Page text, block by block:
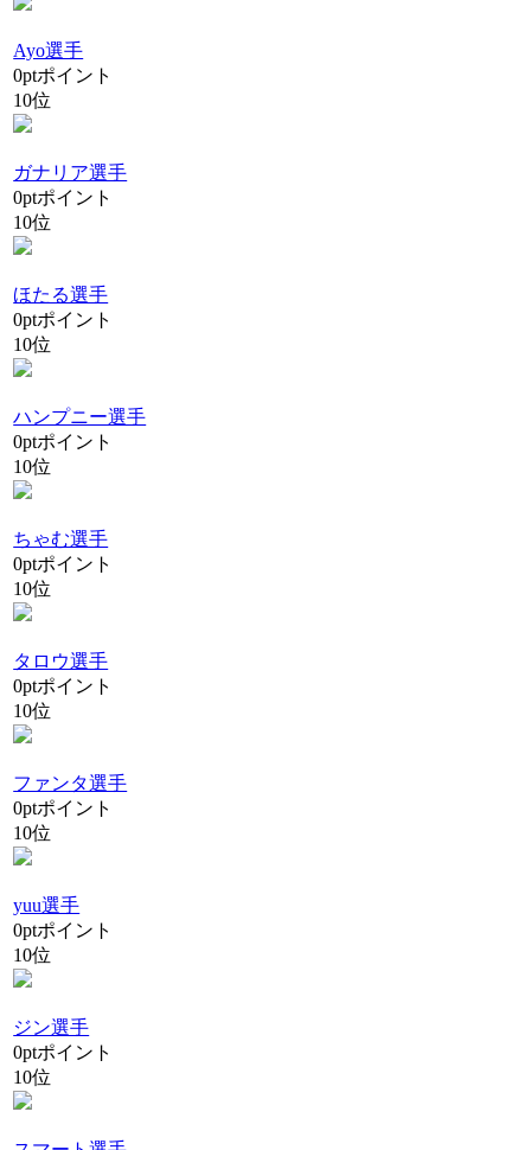
Ayo選手
0ptポイント
10位
ガナリア選手
0ptポイント
10位
ほたる選手
0ptポイント
10位
ハンプニー選手
0ptポイント
10位
ちゃむ選手
0ptポイント
10位
タロウ選手
0ptポイント
10位
ファンタ選手
0ptポイント
10位
yuu選手
0ptポイント
10位
ジン選手
0ptポイント
10位